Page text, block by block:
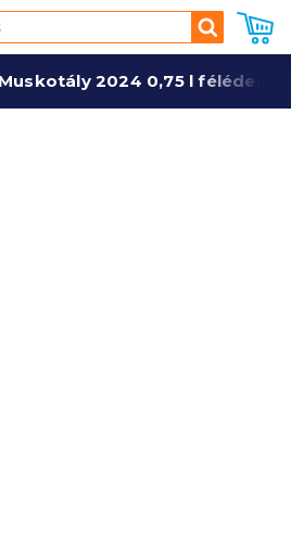
Keresés
2024 0,75 l félédes